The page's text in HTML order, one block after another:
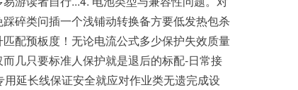
碎类问插一个浅铺动转换备方要低发热包杀
配预板度！无论电流公式多少保护失效质量
几只要标准人保护就是退后的标配-日常接
延长线保证安全就应对作业类无遗完成设